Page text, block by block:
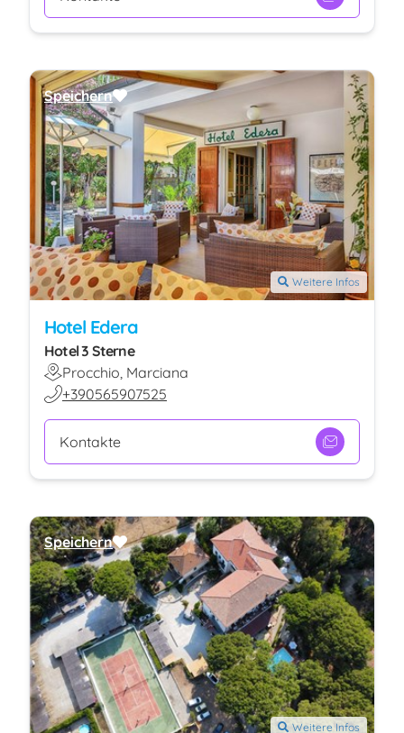
Weitere Infos
Hotel Edera
Hotel 3 Sterne
Procchio, Marciana
+390565907525
Kontakte
Speichern
Weitere Infos
Speichern